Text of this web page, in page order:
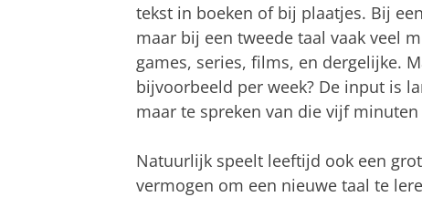
tekst in boeken of bij plaatjes. Bij
maar bij een tweede taal vaak veel
games, series, films, en dergelijke.
bijvoorbeeld per week? De input is
maar te spreken van die vijf
Natuurlijk speelt leeftijd ook een
vermogen om een nieuwe taal te